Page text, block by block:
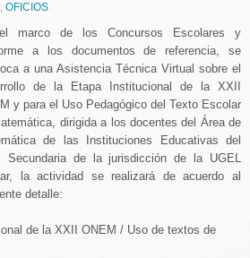
, OFICIOS
marco de los Concursos Escolares y
a los documentos de referencia, se
a una Asistencia Técnica Virtual sobre el
de la Etapa Institucional de la XXII
y para el Uso Pedagógico del Texto Escolar
dirigida a los docentes del Área de
de las Instituciones Educativas del
Secundaria de la jurisdicción de la UGEL
la actividad se realizará de acuerdo al
detalle:
de la XXII ONEM / Uso de textos de